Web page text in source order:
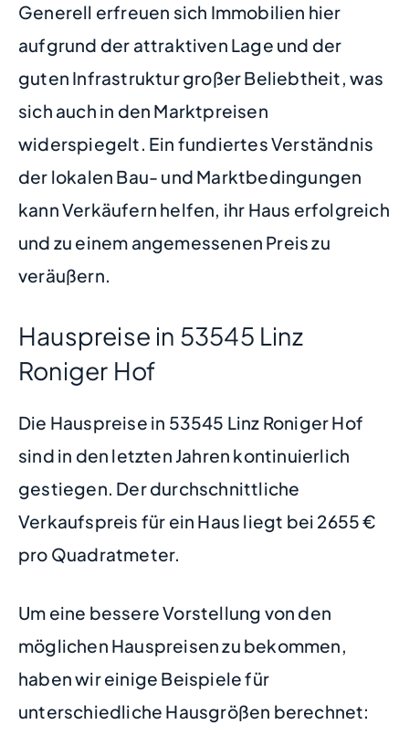
Generell erfreuen sich Immobilien hier
aufgrund der attraktiven Lage und der
guten Infrastruktur großer Beliebtheit, was
sich auch in den Marktpreisen
widerspiegelt. Ein fundiertes Verständnis
der lokalen Bau- und Marktbedingungen
kann Verkäufern helfen, ihr Haus erfolgreich
und zu einem angemessenen Preis zu
veräußern.
Hauspreise in 53545 Linz
Roniger Hof
Die Hauspreise in 53545 Linz Roniger Hof
sind in den letzten Jahren kontinuierlich
gestiegen. Der durchschnittliche
Verkaufspreis für ein Haus liegt bei 2655 €
pro Quadratmeter.
Um eine bessere Vorstellung von den
möglichen Hauspreisen zu bekommen,
haben wir einige Beispiele für
unterschiedliche Hausgrößen berechnet: